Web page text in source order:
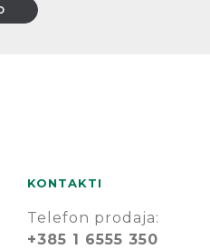
KONTAKTI
Telefon prodaja:
+385 1 6555 350